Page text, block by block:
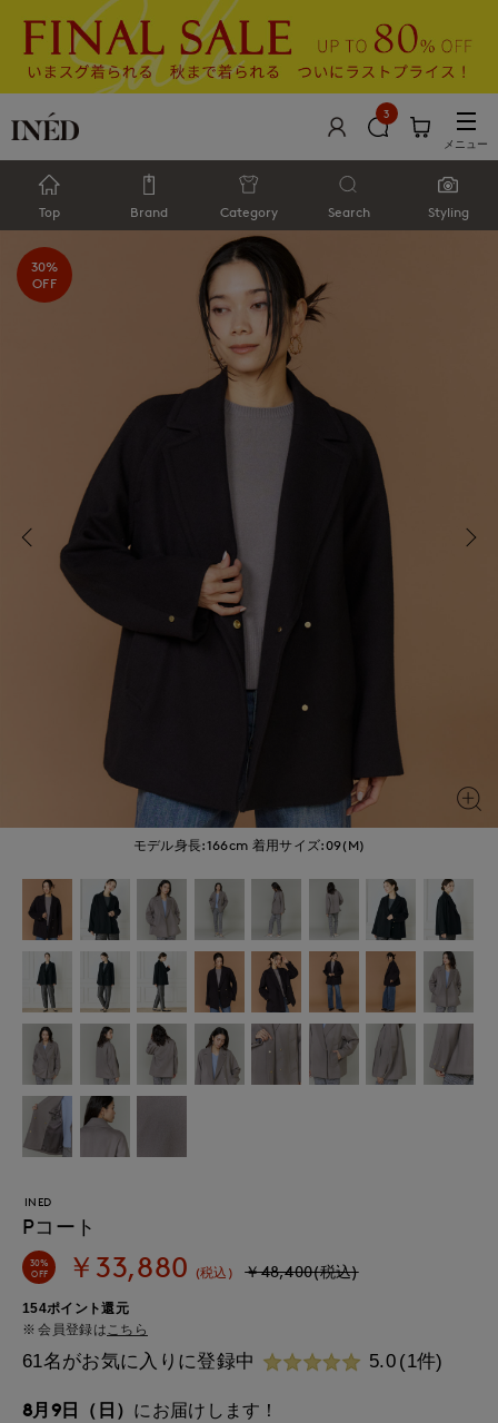
3
メニュー
Top Brand Category Search Styling
モデル身長:166cm 着用サイズ:09(M)
30%
OFF
INED
Pコート
30%
OFF
￥33,880 (税込) ￥48,400(税込)
154ポイント還元
会員登録は こちら
61名がお気に入りに登録中 5.0 (1件)
8月9日（日） にお届けします！